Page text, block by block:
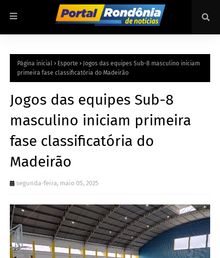
Página inicial Esporte
Jogos das equipes Sub-8 masculino iniciam
primeira fase classificatória do Madeirão
Jogos das equipes Sub-8
masculino iniciam primeira
fase classificatória do
Madeirão
segunda-feira, maio 05, 2025